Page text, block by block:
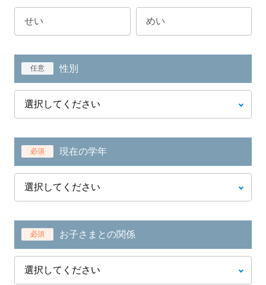
任意 性別
必須 現在の学年
必須 お子さまとの関係